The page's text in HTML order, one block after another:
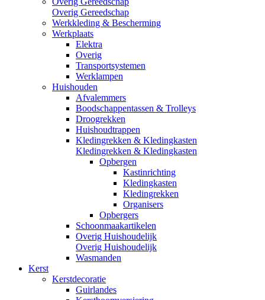
Overig Gereedschap
Werkkleding & Bescherming
Werkplaats
Elektra
Overig
Transportsystemen
Werklampen
Huishouden
Afvalemmers
Boodschappentassen & Trolleys
Droogrekken
Huishoudtrappen
Kledingrekken & Kledingkasten
Kledingrekken & Kledingkasten
Opbergen
Kastinrichting
Kledingkasten
Kledingrekken
Organisers
Opbergers
Schoonmaakartikelen
Overig Huishoudelijk
Overig Huishoudelijk
Wasmanden
Kerst
Kerstdecoratie
Guirlandes